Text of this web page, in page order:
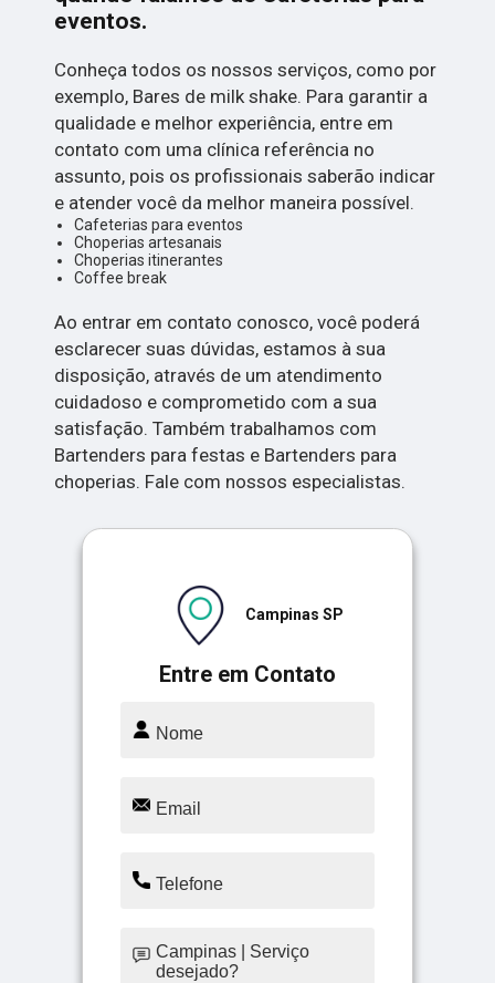
eventos.
Conheça todos os nossos serviços, como por
exemplo, Bares de milk shake. Para garantir a
qualidade e melhor experiência, entre em
contato com uma clínica referência no
assunto, pois os profissionais saberão indicar
e atender você da melhor maneira possível.
Cafeterias para eventos
Choperias artesanais
Choperias itinerantes
Coffee break
Ao entrar em contato conosco, você poderá
esclarecer suas dúvidas, estamos à sua
disposição, através de um atendimento
cuidadoso e comprometido com a sua
satisfação. Também trabalhamos com
Bartenders para festas e Bartenders para
choperias. Fale com nossos especialistas.
Entre em Contato
Campinas SP